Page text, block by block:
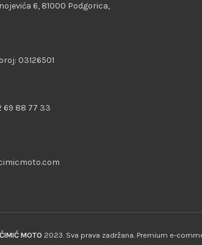
6, 81000 Podgorica,
03126501
69 88 77 33
MOTO 2023. Sva prava zadržana. Premium e-